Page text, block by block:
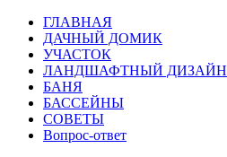
ГЛАВНАЯ
ДАЧНЫЙ ДОМИК
УЧАСТОК
ЛАНДШАФТНЫЙ ДИЗАЙН
БАНЯ
БАССЕЙНЫ
СОВЕТЫ
Вопрос-ответ